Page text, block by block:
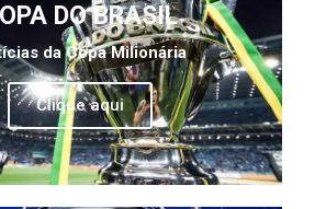
DO BRASIL
da Copa Milionária
Clique aqui